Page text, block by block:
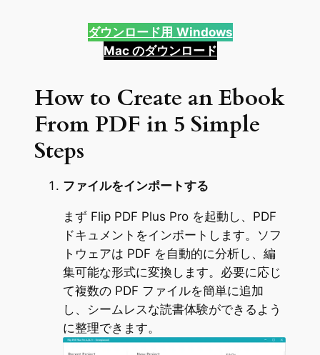
ダウンロード用 Windows
Mac のダウンロード
How to Create an Ebook
From PDF in 5 Simple
Steps
ファイルをインポートする
まず Flip PDF Plus Pro を起動し、PDF
ドキュメントをインポートします。ソフ
トウェアは PDF を自動的に分析し、編
集可能な形式に変換します。必要に応じ
て複数の PDF ファイルを簡単に追加
し、シームレスな読書体験ができるよう
に整理できます。